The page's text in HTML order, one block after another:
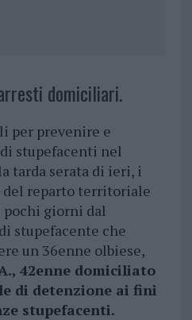
domiciliari.
per prevenire e
stupefacenti nel
tarda serata di ieri, i
del reparto territoriale
pochi giorni dal
stupefacente che
un 36enne olbiese,
42enne domiciliato
di detenzione ai fini
stupefacenti.